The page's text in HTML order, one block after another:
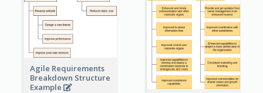
Agile Requirements
Breakdown Structure
Example